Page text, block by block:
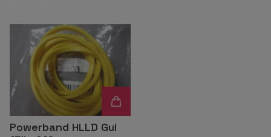
Powerband HLLD Gul